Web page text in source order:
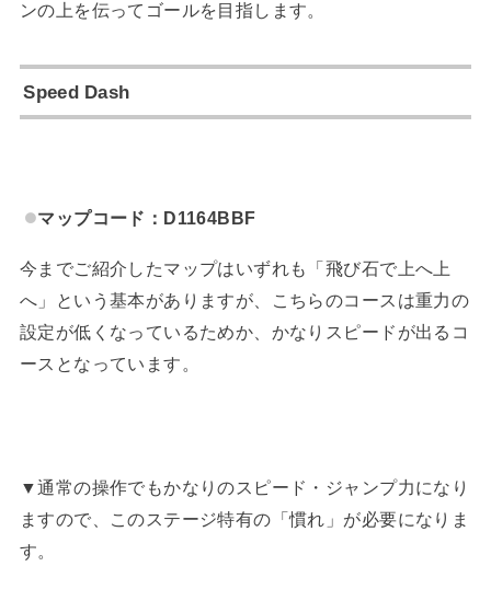
ンの上を伝ってゴールを目指します。
Speed Dash
マップコード：D1164BBF
今までご紹介したマップはいずれも「飛び石で上へ上
へ」という基本がありますが、こちらのコースは重力の
設定が低くなっているためか、かなりスピードが出るコ
ースとなっています。
▼通常の操作でもかなりのスピード・ジャンプ力になり
ますので、このステージ特有の「慣れ」が必要になりま
す。